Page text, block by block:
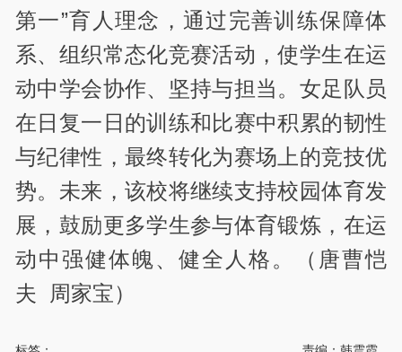
第一”育人理念，通过完善训练保障体
系、组织常态化竞赛活动，使学生在运
动中学会协作、坚持与担当。女足队员
在日复一日的训练和比赛中积累的韧性
与纪律性，最终转化为赛场上的竞技优
势。未来，该校将继续支持校园体育发
展，鼓励更多学生参与体育锻炼，在运
动中强健体魄、健全人格。
（唐曹恺
夫 周家宝）